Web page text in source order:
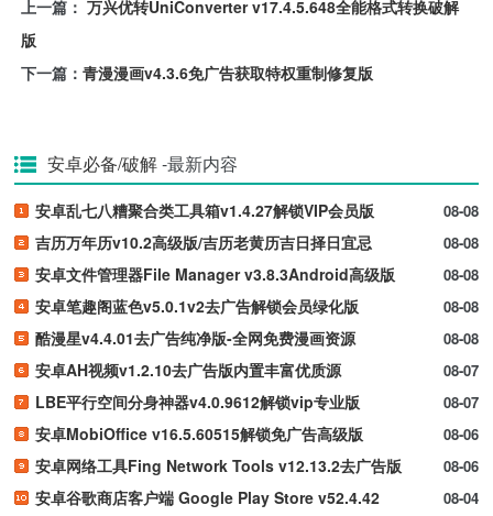
上一篇： 万兴优转UniConverter v17.4.5.648全能格式转换破解
版
下一篇： 青漫漫画v4.3.6免广告获取特权重制修复版
安卓必备/破解-最新内容
08-08
安卓乱七八糟聚合类工具箱v1.4.27解锁VIP会员版
08-08
吉历万年历v10.2高级版/吉历老黄历吉日择日宜忌
08-08
安卓文件管理器File Manager v3.8.3Android高级版
08-08
安卓笔趣阁蓝色v5.0.1v2去广告解锁会员绿化版
08-08
酷漫星v4.4.01去广告纯净版-全网免费漫画资源
08-07
安卓AH视频v1.2.10去广告版内置丰富优质源
08-07
LBE平行空间分身神器v4.0.9612解锁vip专业版
08-06
安卓MobiOffice v16.5.60515解锁免广告高级版
08-06
安卓网络工具Fing Network Tools v12.13.2去广告版
08-04
安卓谷歌商店客户端 Google Play Store v52.4.42